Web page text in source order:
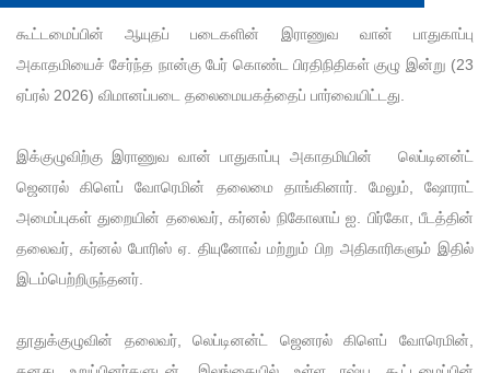
கூட்டமைப்பின் ஆயுதப் படைகளின் இராணுவ வான் பாதுகாப்பு
அகாதமியைச் சேர்ந்த நான்கு பேர் கொண்ட பிரதிநிதிகள் குழு இன்று (23
ஏப்ரல் 2026) விமானப்படை தலைமையகத்தைப் பார்வையிட்டது.
இக்குழுவிற்கு இராணுவ வான் பாதுகாப்பு அகாதமியின் லெப்டினன்ட்
ஜெனரல் கிளெப் வோரெமின் தலைமை தாங்கினார். மேலும், ஷோராட்
அமைப்புகள் துறையின் தலைவர், கர்னல் நிகோலாய் ஐ. பிர்கோ, பீடத்தின்
தலைவர், கர்னல் போரிஸ் ஏ. தியுனோவ் மற்றும் பிற அதிகாரிகளும் இதில்
இடம்பெற்றிருந்தனர்.
தூதுக்குழுவின் தலைவர், லெப்டினன்ட் ஜெனரல் கிளெப் வோரெமின்,